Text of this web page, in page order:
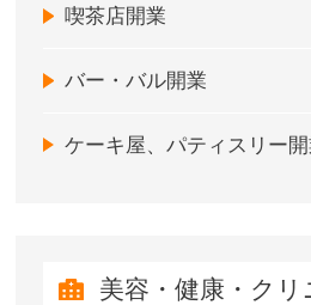
喫茶店開業
バー・バル開業
ケーキ屋、パティスリー
美容・健康・ク